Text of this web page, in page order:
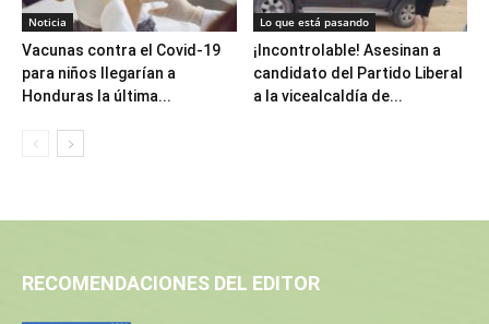
Noticia
Vacunas contra el Covid-19
para niños llegarían a
Honduras la última...
Lo que está pasando
¡Incontrolable! Asesinan a
candidato del Partido Liberal
a la vicealcaldía de...
RECOMENDACIONES DEL EDITOR